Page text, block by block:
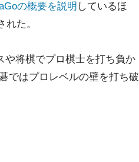
の概要を説明 しているほ
た。
や将棋でプロ棋士を打ち負か
ではプロレベルの壁を打ち破